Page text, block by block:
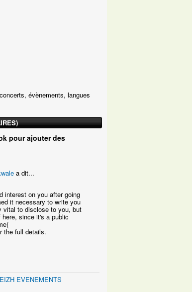
évènements, langues
pour ajouter des
a dit...
interest on you after going
it necessary to write you
vital to disclose to you, but
since it's a public
the full details.
EVENEMENTS